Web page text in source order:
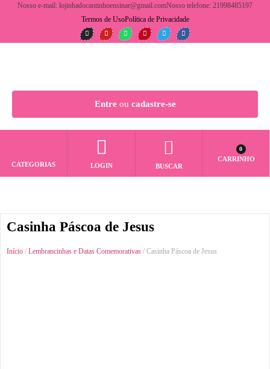
Nosso e-mail: lojinhadocantinhoensinar@gmail.comNosso telefone: 21998485197
Termos de UsoPolítica de Privacidade
Entreou cadastre-se
CATEGORIAS LOGIN BUSCAR
0
CARRINHO
Casinha Páscoa de Jesus
Início / Lembrancinhas e Datas Comemorativas / Casinha Páscoa de Jesus